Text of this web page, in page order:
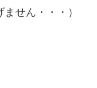
せん・・・）